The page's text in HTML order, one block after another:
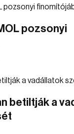
pozsonyi
betiltják a